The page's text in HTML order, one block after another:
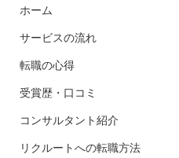
ホーム
サービスの流れ
転職の心得
受賞歴・口コミ
コンサルタント紹介
リクルートへの転職方法